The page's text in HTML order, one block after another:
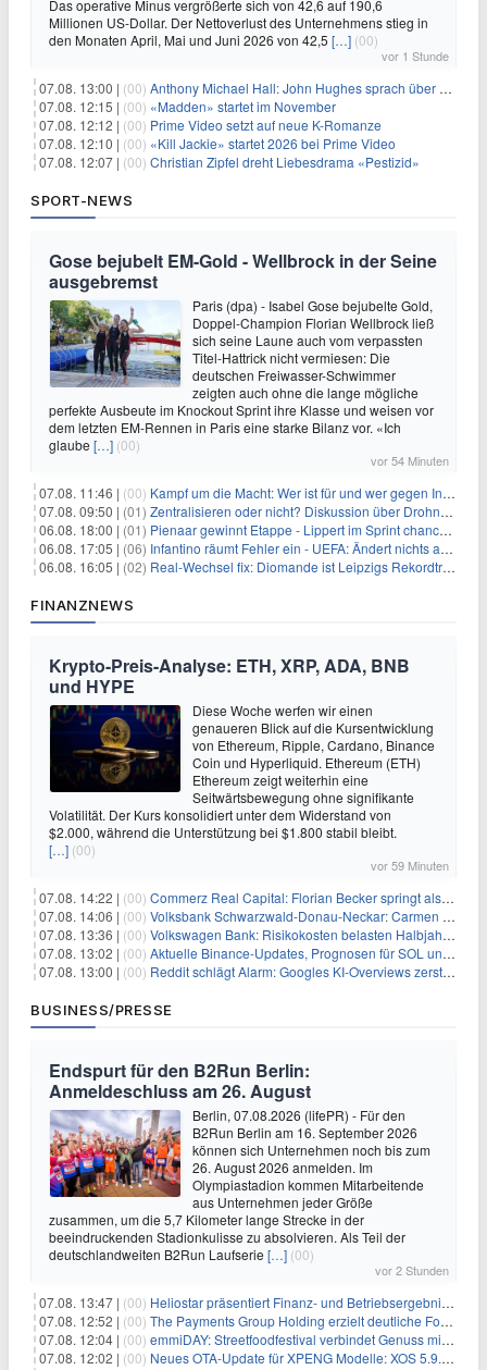
Das operative Minus vergrößerte sich von 42,6 auf 190,6
Millionen US-Dollar. Der Nettoverlust des Unternehmens stieg in
den Monaten April, Mai und Juni 2026 von 42,5 […] (00)
vor 1 Stunde
07.08. 13:00 | (00) Anthony Michael Hall: John Hughes sprach über eine Fortsetzung von 'The Breakfast Club'
07.08. 12:15 | (00) «Madden» startet im November
07.08. 12:12 | (00) Prime Video setzt auf neue K-Romanze
07.08. 12:10 | (00) «Kill Jackie» startet 2026 bei Prime Video
07.08. 12:07 | (00) Christian Zipfel dreht Liebesdrama «Pestizid»
SPORT-NEWS
Gose bejubelt EM-Gold - Wellbrock in der Seine
ausgebremst
Paris (dpa) - Isabel Gose bejubelte Gold,
Doppel-Champion Florian Wellbrock ließ
sich seine Laune auch vom verpassten
Titel-Hattrick nicht vermiesen: Die
deutschen Freiwasser-Schwimmer
zeigten auch ohne die lange mögliche
perfekte Ausbeute im Knockout Sprint ihre Klasse und weisen vor
dem letzten EM-Rennen in Paris eine starke Bilanz vor. «Ich
glaube […] (00)
vor 54 Minuten
07.08. 11:46 | (00) Kampf um die Macht: Wer ist für und wer gegen Infantino?
07.08. 09:50 | (01) Zentralisieren oder nicht? Diskussion über Drohnenabwehr
06.08. 18:00 | (01) Pienaar gewinnt Etappe - Lippert im Sprint chancenlos
06.08. 17:05 | (06) Infantino räumt Fehler ein - UEFA: Ändert nichts an Boykott
06.08. 16:05 | (02) Real-Wechsel fix: Diomande ist Leipzigs Rekordtransfer
FINANZNEWS
Krypto-Preis-Analyse: ETH, XRP, ADA, BNB
und HYPE
Diese Woche werfen wir einen
genaueren Blick auf die Kursentwicklung
von Ethereum, Ripple, Cardano, Binance
Coin und Hyperliquid. Ethereum (ETH)
Ethereum zeigt weiterhin eine
Seitwärtsbewegung ohne signifikante
Volatilität. Der Kurs konsolidiert unter dem Widerstand von
$2.000, während die Unterstützung bei $1.800 stabil bleibt.
[…] (00)
vor 59 Minuten
07.08. 14:22 | (00) Commerz Real Capital: Florian Becker springt als Leiter ein
07.08. 14:06 | (00) Volksbank Schwarzwald-Donau-Neckar: Carmen Wedam übernimmt Aufsichtsratsvorsitz
07.08. 13:36 | (00) Volkswagen Bank: Risikokosten belasten Halbjahresergebnis
07.08. 13:02 | (00) Aktuelle Binance-Updates, Prognosen für SOL und DOGE: Zusammenfassung vom 7. August
07.08. 13:00 | (00) Reddit schlägt Alarm: Googles KI-Overviews zerstören das Traffic-Geschäftsmodell
BUSINESS/PRESSE
Endspurt für den B2Run Berlin:
Anmeldeschluss am 26. August
Berlin, 07.08.2026 (lifePR) - Für den
B2Run Berlin am 16. September 2026
können sich Unternehmen noch bis zum
26. August 2026 anmelden. Im
Olympiastadion kommen Mitarbeitende
aus Unternehmen jeder Größe
zusammen, um die 5,7 Kilometer lange Strecke in der
beeindruckenden Stadionkulisse zu absolvieren. Als Teil der
deutschlandweiten B2Run Laufserie […] (00)
vor 2 Stunden
07.08. 13:47 | (00) Heliostar präsentiert Finanz- und Betriebsergebnis für das zweite Quartal 2026 mit Goldproduktion und Barreserven in Rekordhöhe
07.08. 12:52 | (00) The Payments Group Holding erzielt deutliche Fortschritte bei ihren AI-Projekten
07.08. 12:04 | (00) emmiDAY: Streetfoodfestival verbindet Genuss mit Engagement gegen Brustkrebs
07.08. 12:02 | (00) Neues OTA-Update für XPENG Modelle: XOS 5.9.5 erweitert Sicherheits-, Lade- und Komfortfunktionen